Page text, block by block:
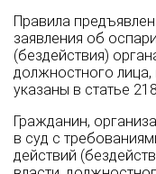
Правила
заявления об
(бездействия)
должностного
указаны в статье
Гражданин,
в суд с
действий